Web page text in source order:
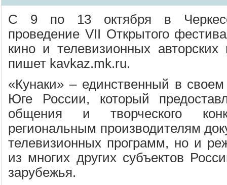
С 9 по 13 октября в
проведение VII Открытого
кино и телевизионных авторских
пишет kavkaz.mk.ru.
«Кунаки» – единственный в
Юге России, который
общения и творческого
региональным производителям
телевизионных программ, но и
из многих других субъектов
зарубежья.